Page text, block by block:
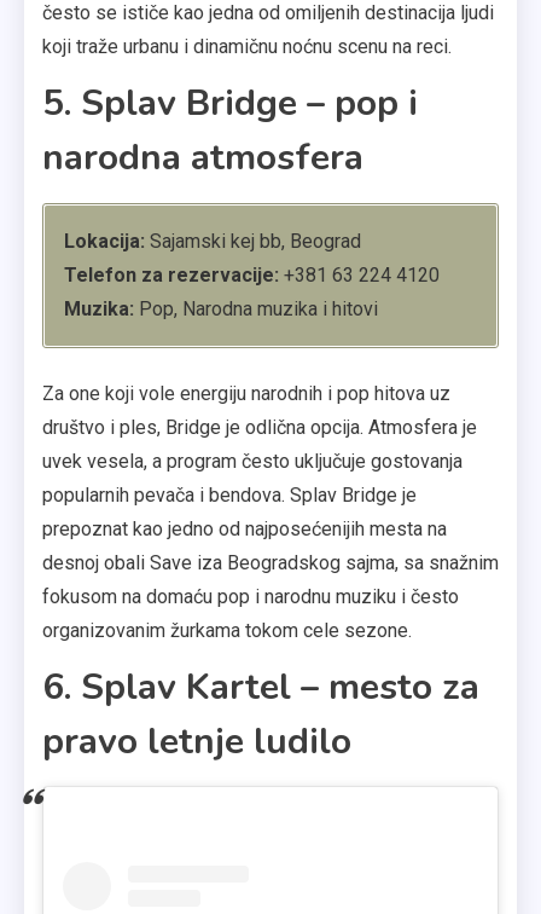
često se ističe kao jedna od omiljenih destinacija ljudi
koji traže urbanu i dinamičnu noćnu scenu na reci.
5. Splav Bridge – pop i
narodna atmosfera
Lokacija: Sajamski kej bb, Beograd
Telefon za rezervacije: +381 63 224 4120
Muzika: Pop, Narodna muzika i hitovi
Za one koji vole energiju narodnih i pop hitova uz
društvo i ples, Bridge je odlična opcija. Atmosfera je
uvek vesela, a program često uključuje gostovanja
popularnih pevača i bendova. Splav Bridge je
prepoznat kao jedno od najposećenijih mesta na
desnoj obali Save iza Beogradskog sajma, sa snažnim
fokusom na domaću pop i narodnu muziku i često
organizovanim žurkama tokom cele sezone.
6. Splav Kartel – mesto za
pravo letnje ludilo